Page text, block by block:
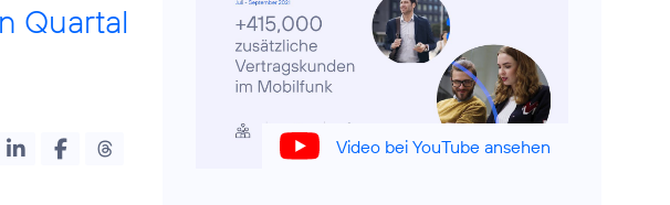
Quartal
Video bei YouTube ansehen